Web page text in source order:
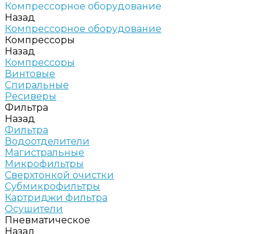
Компрессорное оборудование
Назад
Компрессорное оборудование
Компрессоры
Назад
Компрессоры
Винтовые
Спиральные
Ресиверы
Фильтра
Назад
Фильтра
Водоотделители
Магистральные
Микрофильтры
Сверхтонкой очистки
Субмикрофильтры
Картриджи фильтра
Осушители
Пневматическое
Назад